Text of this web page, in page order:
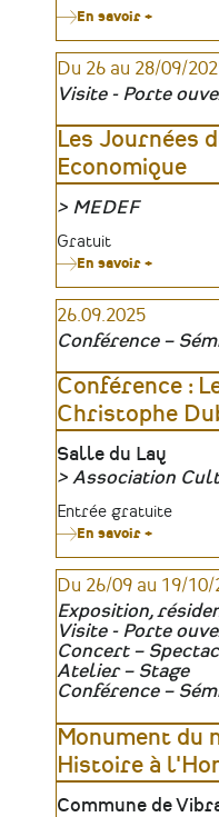
En savoir +
:
Les
du
:
un
fait
social
Du 26 au 28/09/
Visite - Porte
Les Journées
Economique
Organisateur
MEDEF
Tarifs
Gratuit
En savoir +
Journées
26.09.2025
Conférence –
Conférence :
Christophe
Lieu
Salle du Lay
Organisateur
Association
Tarifs
Entrée gratuite
En savoir +
:
Les
juifs
en
Vendée
par
Dubois
Du 26/09 au 19/10/
Exposition,
Visite - Porte
Concert –
Atelier – Stage
Conférence –
Monument du
Histoire à
Lieu
Commune de